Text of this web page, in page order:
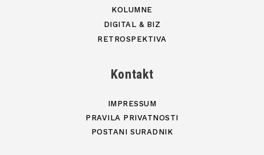
KOLUMNE
DIGITAL & BIZ
RETROSPEKTIVA
Kontakt
IMPRESSUM
PRAVILA PRIVATNOSTI
POSTANI SURADNIK